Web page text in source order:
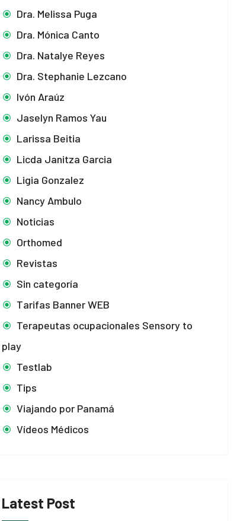
Dra. Melissa Puga
Dra. Mónica Canto
Dra. Natalye Reyes
Dra. Stephanie Lezcano
Ivón Araúz
Jaselyn Ramos Yau
Larissa Beitia
Licda Janitza Garcia
Ligia Gonzalez
Nancy Ambulo
Noticias
Orthomed
Revistas
Sin categoría
Tarifas Banner WEB
Terapeutas ocupacionales Sensory to
play
Testlab
Tips
Viajando por Panamá
Vídeos Médicos
Latest Post